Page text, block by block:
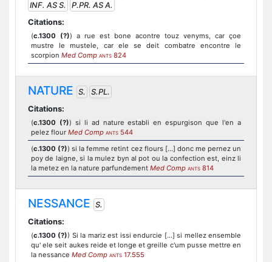
INF. AS S.
P.PR. AS A.
Citations:
(c.1300 (?)) a rue est bone acontre touz venyms, car çoe
mustre le mustele, car ele se deit combatre encontre le
scorpion Med Comp ANTS 824
NATURE S.
S.PL.
Citations:
(c.1300 (?)) si li ad nature establi en espurgison que l'en a
pelez flour Med Comp ANTS 544
(c.1300 (?)) si la femme retint cez flours [...] donc me pernez un
poy de laigne, si la mulez byn al pot ou la confection est, einz li
la metez en la nature parfundement Med Comp ANTS 814
NESSANCE S.
Citations:
(c.1300 (?)) Si la mariz est issi endurcie [...] si mellez ensemble
qu' ele seit aukes reide et longe et greille c'um pusse mettre en
la nessance Med Comp ANTS 17.555